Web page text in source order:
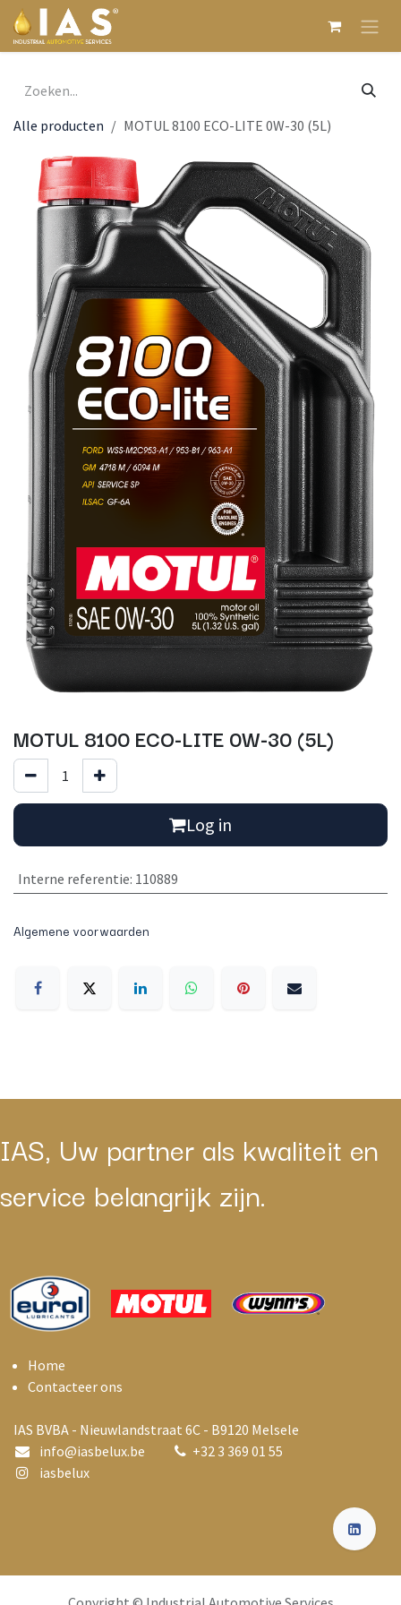
Overslaan naar inhoud
Alle producten MOTUL 8100 ECO-LITE 0W-30 (5L)
MOTUL 8100 ECO-LITE 0W-30 (5L)
Log in
Interne referentie: 110889
Algemene voorwaarden
IAS, Uw partner als kwaliteit en
service belangrijk zijn.
Home
Contacteer ons
IAS BVBA - Nieuwlandstraat 6C - B9120 Melsele
info@iasbelux.be +32 3 369 01 55
iasbelux